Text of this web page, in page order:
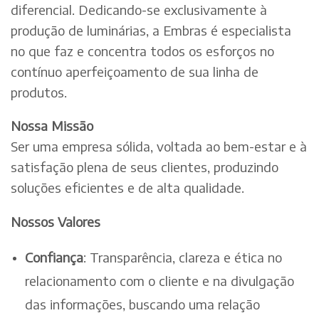
diferencial. Dedicando-se exclusivamente à
produção de luminárias, a Embras é especialista
no que faz e concentra todos os esforços no
contínuo aperfeiçoamento de sua linha de
produtos.
Nossa Missão
Ser uma empresa sólida, voltada ao bem-estar e à
satisfação plena de seus clientes, produzindo
soluções eficientes e de alta qualidade.
Nossos Valores
Confiança: Transparência, clareza e ética no
relacionamento com o cliente e na divulgação
das informações, buscando uma relação